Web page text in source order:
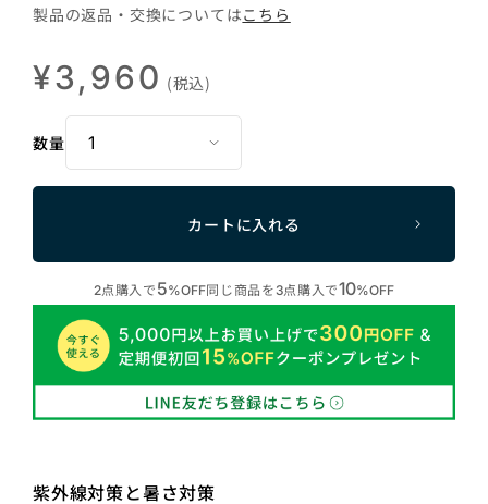
製品の返品・交換についてはこちら
¥3,960 (税込)
数量
カートに入れる
2点購入で5%OFF同じ商品を3点購入で10%OFF
紫外線対策と暑さ対策